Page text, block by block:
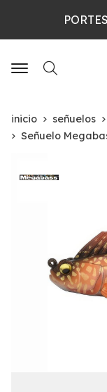
Buscar
inicio señuelos
Señuelo